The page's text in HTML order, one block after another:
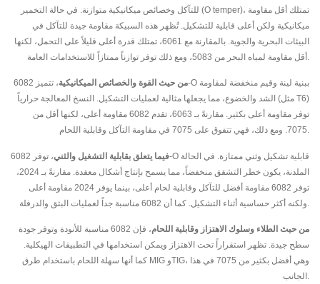
للتآكل وخصائص ميكانيكية متوازنة. في حالة التخمير (O temper)، تمتلك أقل مقاومة
ميكانيكية ولكن أعلى قابلية للتشكيل. تُظهر هذه السبيكة مقاومة جيدة للتآكل في
البيئات البحرية والجوية. بالمقارنة مع 6061، تمتلك قدرة أعلى قليلاً على التحمل، لكنها
من حيث القوة والخصائص الميكانيكية
، تتميز 6082-O ببنية لينة وقيم منخفضة لمقاومة
الشد والخضوع، مما يجعلها مثالية لعمليات التشكيل. النسخ المعالجة حرارياً (مثل T6)
توفر مقاومة أعلى بكثير. مقارنةً بـ 6063، تقدم 6082 مقاومة أعلى، لكنها أقل من
7075. ومع ذلك، فهي تتفوق على 7075 في مقاومة التآكل وقابلية اللحام.
فيما يتعلق بقابلية التشغيل والثني
، توفر 6082-O قابلية تشكيل وثني ممتازة. في الحالة
الملدنة، يكون خطر التشقق منخفضاً، مما يسمح بإنتاج أشكال معقدة. مقارنةً بـ 2024،
توفر 6082 مقاومة أفضل للتآكل وقابلية لحام أعلى، بينما يوفر 2024 مقاومة أعلى
من حيث الطلاء وسلوك الاهتزاز وقابلية اللحام
، فإن 6082 مناسبة للأنودة وتوفر جودة
سطح جيدة. تظهر استقراراً تحت الاهتزاز ويمكن استخدامها في التطبيقات الهيكلية.
كما أنها سهلة اللحام باستخدام طرق MIG وTIG، وهي أفضل بكثير من 7075 في هذا
الجانب.